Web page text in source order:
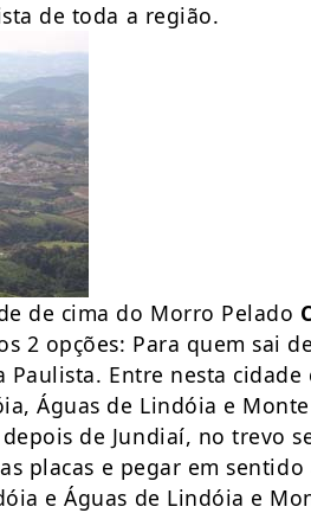
de toda a região.
de cima do Morro Pelado
2 opções: Para quem sai
Paulista. Entre nesta
Águas de Lindóia e
de Jundiaí, no trevo
placas e pegar em
e Águas de Lindóia e